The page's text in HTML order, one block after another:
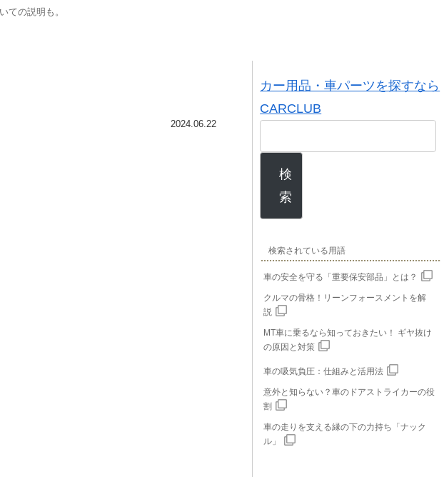
ての説明も。
2024.06.22
カー用品・車パーツを探すなら
CARCLUB
検
索
検索されている用語
車の安全を守る「重要保安部品」とは？
クルマの骨格！リーンフォースメントを解
説
MT車に乗るなら知っておきたい！ ギヤ抜け
の原因と対策
車の吸気負圧：仕組みと活用法
意外と知らない？車のドアストライカーの役
割
車の走りを支える縁の下の力持ち「ナック
ル」